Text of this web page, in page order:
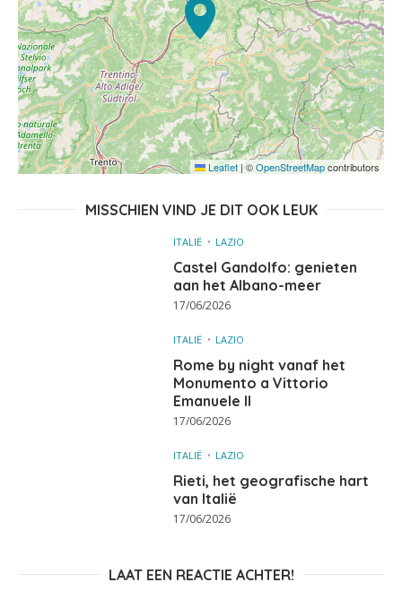
Leaflet |©OpenStreetMapcontributors
MISSCHIEN VIND JE DIT OOK LEUK
ITALIË LAZIO
Castel Gandolfo: genieten
aan het Albano-meer
17/06/2026
ITALIË LAZIO
Rome by night vanaf het
Monumento a Vittorio
Emanuele II
17/06/2026
ITALIË LAZIO
Rieti, het geografische hart
van Italië
17/06/2026
LAAT EEN REACTIE ACHTER!